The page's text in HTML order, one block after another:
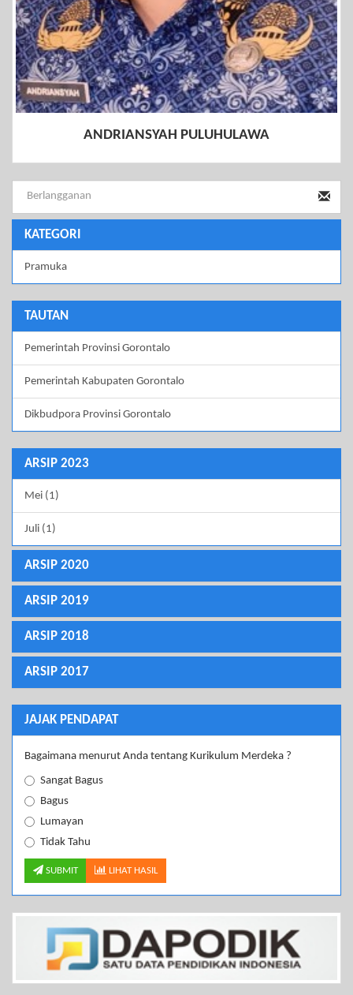
ANDRIANSYAH PULUHULAWA
KATEGORI
Pramuka
TAUTAN
Pemerintah Provinsi Gorontalo
Pemerintah Kabupaten Gorontalo
Dikbudpora Provinsi Gorontalo
ARSIP 2023
Mei (1)
Juli (1)
ARSIP 2020
ARSIP 2019
ARSIP 2018
ARSIP 2017
JAJAK PENDAPAT
Bagaimana menurut Anda tentang Kurikulum Merdeka ?
Sangat Bagus
Bagus
Lumayan
Tidak Tahu
SUBMIT LIHAT HASIL